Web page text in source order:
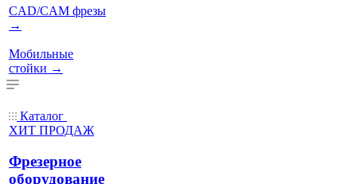
CAD/CAM фрезы
→
Мобильные
стойки →
Каталог
ХИТ ПРОДАЖ
Фрезерное
оборудование